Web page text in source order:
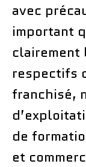
avec
important
respectifs
franchisé,
de
et